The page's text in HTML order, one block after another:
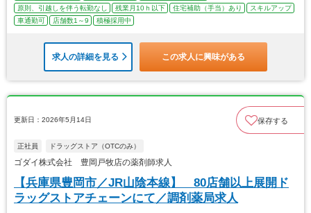
原則、引越しを伴う転勤なし
残業月10ｈ以下 住宅補助（手当）あり
スキルアップ
車通勤可
店舗数1～9 積極採用中
求人の詳細を見る この求人に興味がある
更新日：2026年5月14日 保存する
正社員 ドラッグストア（OTCのみ）
ゴダイ株式会社 豊岡戸牧店の薬剤師求人
【兵庫県豊岡市／JR山陰本線】 80店舗以上展開ド
ラッグストアチェーンにて／調剤薬局求人